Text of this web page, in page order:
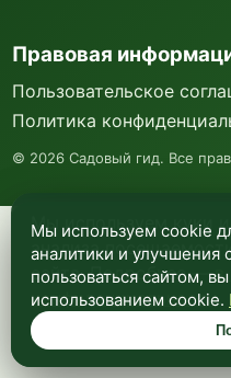
Мы используем куки
анализа
сайта. Подробнее —в
конфиденциальности.
Правовая
Пользовательское
Политика
© 2026 Садовый гид. Все
Мы используем cookie
аналитики и улучшения
пользоваться сайтом,
использованием cookie.